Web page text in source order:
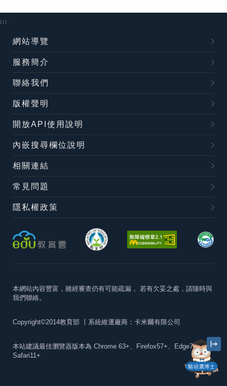
貓頭鷹博士
:::
網站導覽
服務簡介
聯絡我們
版權聲明
開放API使用說明
內嵌搜尋欄位說明
相關連結
常見問題
隱私權政策
本網站內容豐富，雖經審查仍有可能疏漏， 若有欠妥之處，請隨時與
我們聯絡。
Copyright©2014教育部 丨系統維運廠商：卡米爾有限公司
本站建議最佳瀏覽器版本為 Chrome 63+、Firefox57+、Edge79+及
Safari11+